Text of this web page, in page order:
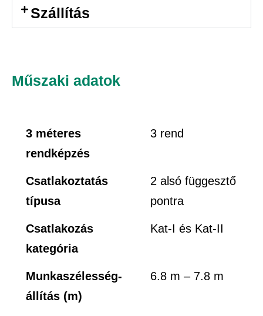
Szállítás
Műszaki adatok
3 méteres
rendképzés
3 rend
Csatlakoztatás
típusa
2 alsó függesztő
pontra
Csatlakozás
kategória
Kat-I és Kat-II
Munkaszélesség-
állítás (m)
6.8 m – 7.8 m